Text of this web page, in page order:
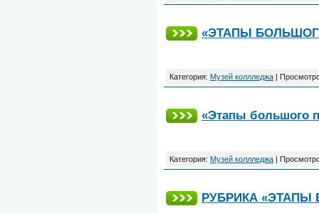
«ЭТАПЫ БОЛЬШОГО
Категория: Музей коллледжа
«Этапы большого
Категория: Музей коллледжа
РУБРИКА «ЭТАПЫ